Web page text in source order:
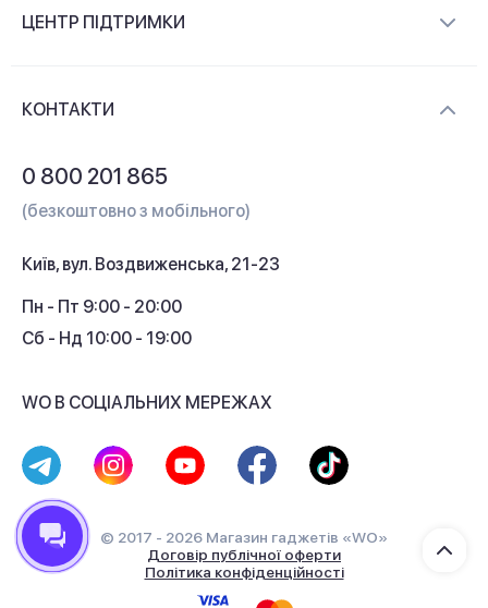
Контакти
ЦЕНТР ПІДТРИМКИ
Кешбек
КОНТАКТИ
0 800 201 865
(безкоштовно з мобільного)
Київ, вул. Воздвиженська, 21-23
Пн - Пт 9:00 - 20:00
Сб - Нд 10:00 - 19:00
WO В СОЦІАЛЬНИХ МЕРЕЖАХ
© 2017 - 2026 Магазин гаджетів «WO»
Договір публічної оферти
Політика конфіденційності